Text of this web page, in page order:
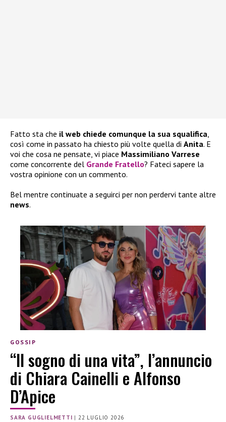
Fatto sta che il web chiede comunque la sua squalifica,
così come in passato ha chiesto più volte quella di Anita. E
voi che cosa ne pensate, vi piace Massimiliano Varrese
come concorrente del Grande Fratello? Fateci sapere la
vostra opinione con un commento.
Bel mentre continuate a seguirci per non perdervi tante altre
news.
GOSSIP
“Il sogno di una vita”, l’annuncio
di Chiara Cainelli e Alfonso
D’Apice
SARA GUGLIELMETTI | 22 LUGLIO 2026